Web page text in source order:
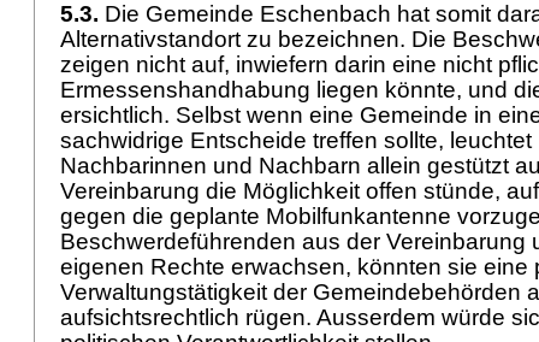
5.3. Die Gemeinde Eschenbach hat somit
Alternativstandort zu bezeichnen. Die
zeigen nicht auf, inwiefern darin eine nicht
Ermessenshandhabung liegen könnte, und
ersichtlich. Selbst wenn eine Gemeinde in
sachwidrige Entscheide treffen sollte,
Nachbarinnen und Nachbarn allein gestützt
Vereinbarung die Möglichkeit offen stünde,
gegen die geplante Mobilfunkantenne
Beschwerdeführenden aus der Vereinbarung
eigenen Rechte erwachsen, könnten sie eine
Verwaltungstätigkeit der Gemeindebehörden
aufsichtsrechtlich rügen. Ausserdem würde